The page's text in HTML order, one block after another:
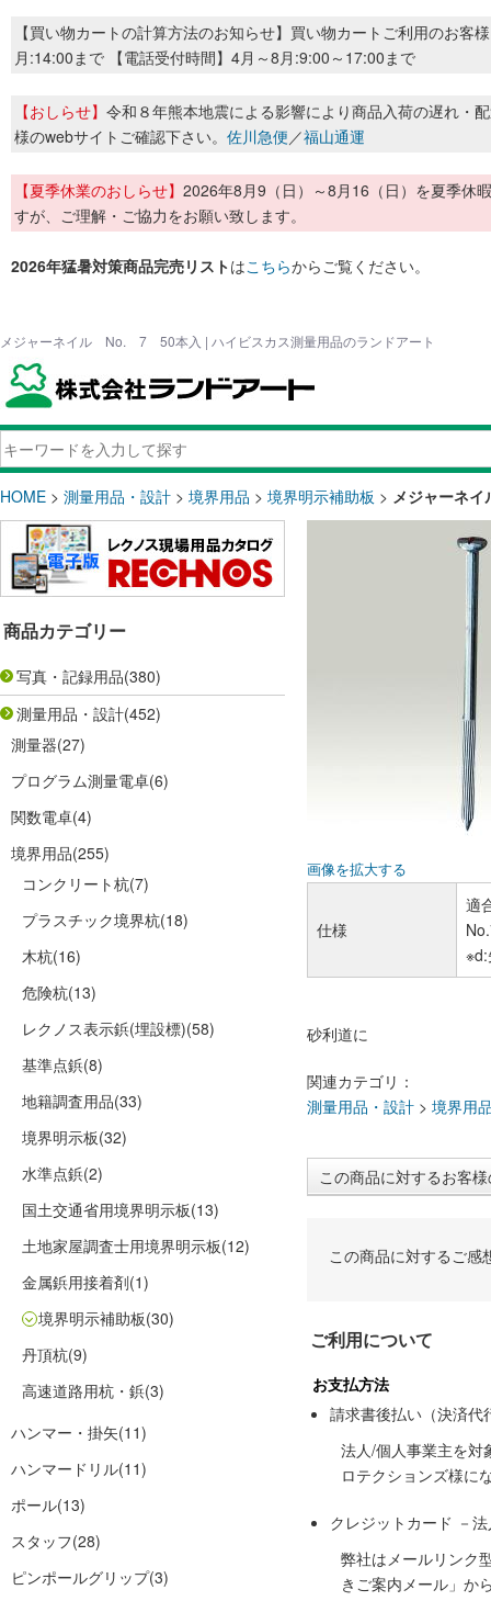
【買い物カートの計算方法のお知らせ】買い物カートご利用のお客
月:14:00まで 【電話受付時間】4月～8月:9:00～17:00まで
【おしらせ】 令和８年熊本地震による影響により商品入荷の遅れ・
様のwebサイトご確認下さい。 佐川急便／福山通運
【夏季休業のおしらせ】 2026年8月9（日）～8月16（日）を夏季休
すが、ご理解・ご協力をお願い致します。
2026年猛暑対策商品完売リストはこちらからご覧ください。
メジャーネイル No. 7 50本入 | ハイビスカス測量用品のランドアート
HOME > 測量用品・設計 > 境界用品 > 境界明示補助板 > メジャーネ
商品カテゴリー
写真・記録用品(380)
測量用品・設計(452)
測量器(27)
プログラム測量電卓(6)
関数電卓(4)
境界用品(255)
コンクリート杭(7)
プラスチック境界杭(18)
木杭(16)
危険杭(13)
レクノス表示鋲(埋設標)(58)
基準点鋲(8)
地籍調査用品(33)
境界明示板(32)
水準点鋲(2)
国土交通省用境界明示板(13)
土地家屋調査士用境界明示板(12)
金属鋲用接着剤(1)
境界明示補助板(30)
丹頂杭(9)
高速道路用杭・鋲(3)
ハンマー・掛矢(11)
ハンマードリル(11)
ポール(13)
スタッフ(28)
ピンポールグリップ(3)
画像を拡大する
仕様
適
砂利道に
関連カテゴリ：
測量用品・設計 > 境界用
この商品に対するお客
この商品に対するご感
ご利用について
お支払方法
請求書後払い（決済代
法人/個人事業主を対
ロテクションズ様に
クレジットカード －
弊社はメールリンク
きご案内メール」か